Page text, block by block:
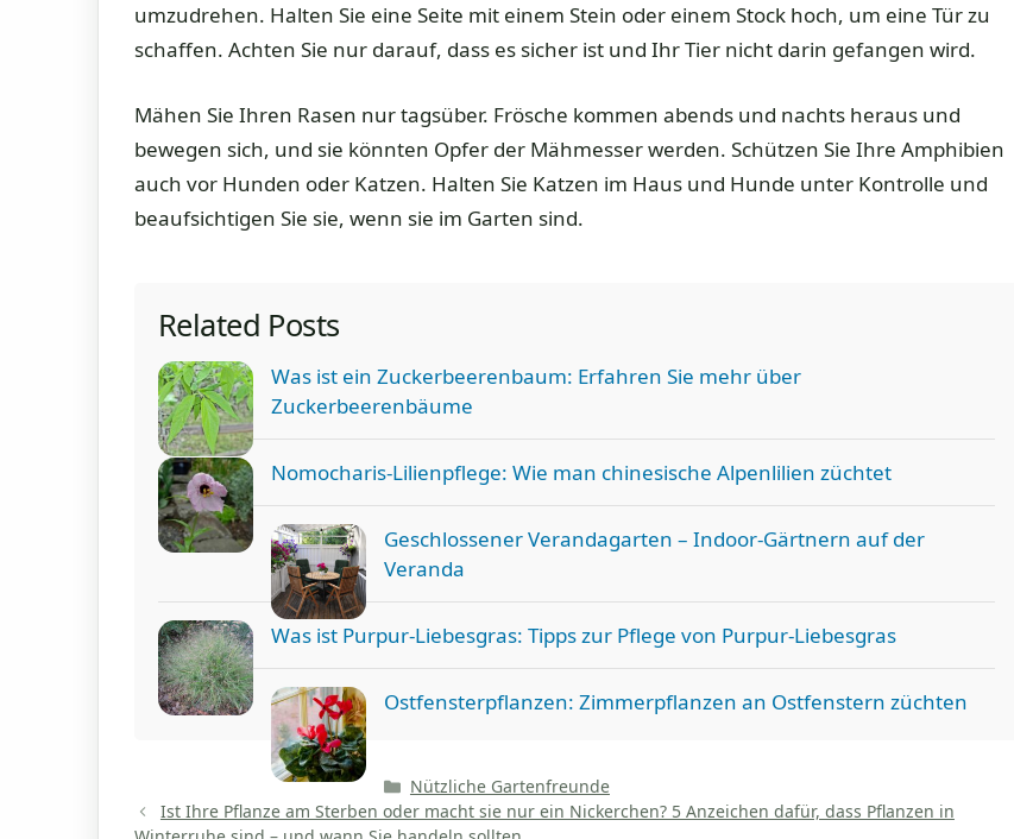
umzudrehen. Halten Sie eine Seite mit einem Stein oder einem Stock hoch, um eine Tür zu
schaffen. Achten Sie nur darauf, dass es sicher ist und Ihr Tier nicht darin gefangen wird.
Mähen Sie Ihren Rasen nur tagsüber. Frösche kommen abends und nachts heraus und
bewegen sich, und sie könnten Opfer der Mähmesser werden. Schützen Sie Ihre Amphibien
auch vor Hunden oder Katzen. Halten Sie Katzen im Haus und Hunde unter Kontrolle und
beaufsichtigen Sie sie, wenn sie im Garten sind.
Related Posts
Was ist ein Zuckerbeerenbaum: Erfahren Sie mehr über
Zuckerbeerenbäume
Nomocharis-Lilienpflege: Wie man chinesische Alpenlilien züchtet
Geschlossener Verandagarten – Indoor-Gärtnern auf der
Veranda
Was ist Purpur-Liebesgras: Tipps zur Pflege von Purpur-Liebesgras
Ostfensterpflanzen: Zimmerpflanzen an Ostfenstern züchten
Kategorien
Nützliche Gartenfreunde
Ist Ihre Pflanze am Sterben oder macht sie nur ein Nickerchen? 5 Anzeichen dafür, dass Pflanzen in